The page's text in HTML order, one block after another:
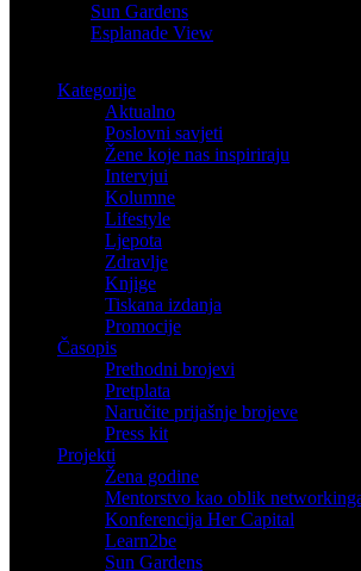
Sun Gardens
Esplanade View
Kategorije
Aktualno
Poslovni savjeti
Žene koje nas inspiriraju
Intervjui
Kolumne
Lifestyle
Ljepota
Zdravlje
Knjige
Tiskana izdanja
Promocije
Časopis
Prethodni brojevi
Pretplata
Naručite prijašnje brojeve
Press kit
Projekti
Žena godine
Mentorstvo kao oblik
Konferencija Her Capital
Learn2be
Sun Gardens